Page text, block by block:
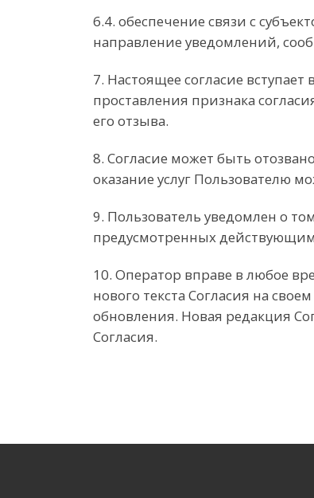
6.4. обеспечение связи с
направление уведомлений,
7. Настоящее согласие
проставления признака
его отзыва.
8. Согласие может быть
оказание услуг Пользователю
9. Пользователь уведомлен о
предусмотренных
10. Оператор вправе в любое
нового текста Согласия на
обновления. Новая редакция
Согласия.